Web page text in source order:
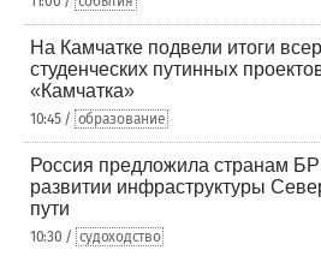
На Камчатке подвели итоги
студенческих путинных
«Камчатка»
10:45 / образование
Россия предложила странам
развитии инфраструктуры
пути
10:30 / судоходство